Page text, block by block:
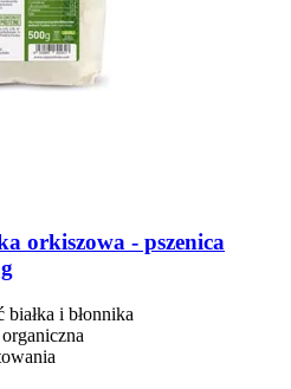
orkiszowa -​ pszenica
i błonnika